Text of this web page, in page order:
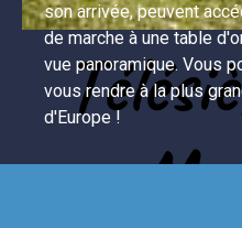
son arrivée, peuvent
de marche à une table
vue panoramique. Vous
vous rendre à la plus
d'Europe !